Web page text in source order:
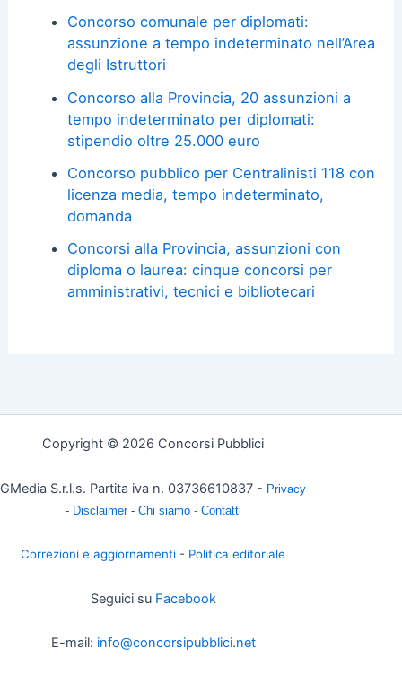
Concorso comunale per diplomati:
assunzione a tempo indeterminato nell’Area
degli Istruttori
Concorso alla Provincia, 20 assunzioni a
tempo indeterminato per diplomati:
stipendio oltre 25.000 euro
Concorso pubblico per Centralinisti 118 con
licenza media, tempo indeterminato,
domanda
Concorsi alla Provincia, assunzioni con
diploma o laurea: cinque concorsi per
amministrativi, tecnici e bibliotecari
Copyright © 2026 Concorsi Pubblici
GMedia S.r.l.s. Partita iva n. 03736610837 - Privacy
- Disclaimer - Chi siamo - Contatti
Correzioni e aggiornamenti - Politica editoriale
Seguici su Facebook
E-mail: info@concorsipubblici.net